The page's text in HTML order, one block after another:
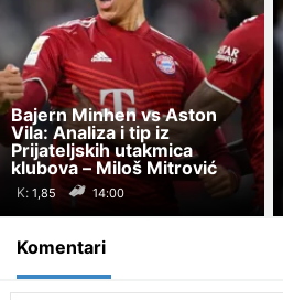
Bajern Minhen vs Aston
Vila: Analiza i tip iz
Prijateljskih utakmica
klubova – Miloš Mitrović
K: 14:00
Komentari